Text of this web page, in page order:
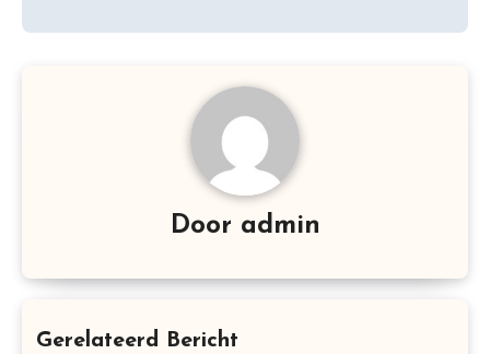
Door admin
Gerelateerd Bericht